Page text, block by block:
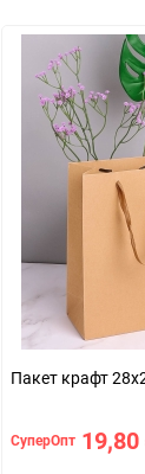
Пакет крафт
СуперОпт 19,80